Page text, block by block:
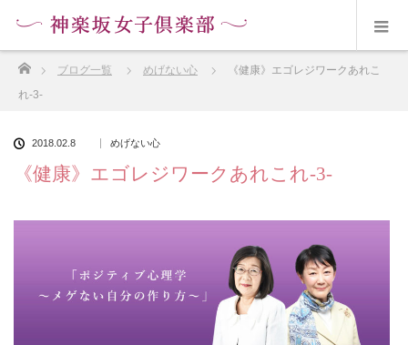
ブログ一覧 めげない心
《健康》エゴレジワークあれこ
れ-3-
2018.02.8 めげない心
《健康》エゴレジワークあれこれ-3-